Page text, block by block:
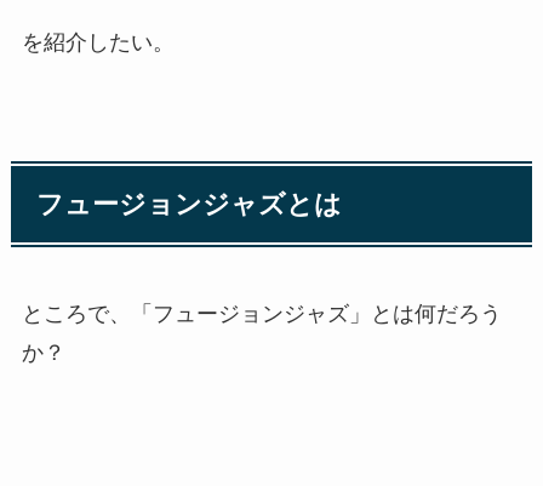
を紹介したい。
フュージョンジャズとは
ところで、「フュージョンジャズ」とは何だろう
か？